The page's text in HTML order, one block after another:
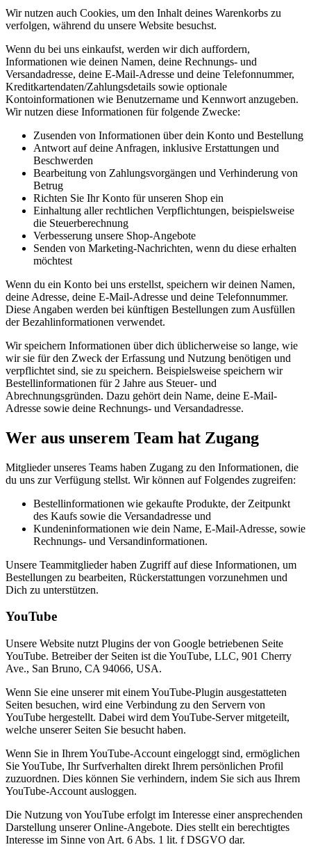
Wir nutzen auch Cookies, um den Inhalt deines Warenkorbs zu
verfolgen, während du unsere Website besuchst.
Wenn du bei uns einkaufst, werden wir dich auffordern,
Informationen wie deinen Namen, deine Rechnungs- und
Versandadresse, deine E-Mail-Adresse und deine Telefonnummer,
Kreditkartendaten/Zahlungsdetails sowie optionale
Kontoinformationen wie Benutzername und Kennwort anzugeben.
Wir nutzen diese Informationen für folgende Zwecke:
Zusenden von Informationen über dein Konto und Bestellung
Antwort auf deine Anfragen, inklusive Erstattungen und
Beschwerden
Bearbeitung von Zahlungsvorgängen und Verhinderung von
Betrug
Richten Sie Ihr Konto für unseren Shop ein
Einhaltung aller rechtlichen Verpflichtungen, beispielsweise
die Steuerberechnung
Verbesserung unsere Shop-Angebote
Senden von Marketing-Nachrichten, wenn du diese erhalten
möchtest
Wenn du ein Konto bei uns erstellst, speichern wir deinen Namen,
deine Adresse, deine E-Mail-Adresse und deine Telefonnummer.
Diese Angaben werden bei künftigen Bestellungen zum Ausfüllen
der Bezahlinformationen verwendet.
Wir speichern Informationen über dich üblicherweise so lange, wie
wir sie für den Zweck der Erfassung und Nutzung benötigen und
verpflichtet sind, sie zu speichern. Beispielsweise speichern wir
Bestellinformationen für 2 Jahre aus Steuer- und
Abrechnungsgründen. Dazu gehört dein Name, deine E-Mail-
Adresse sowie deine Rechnungs- und Versandadresse.
Wer aus unserem Team hat Zugang
Mitglieder unseres Teams haben Zugang zu den Informationen, die
du uns zur Verfügung stellst. Wir können auf Folgendes zugreifen:
Bestellinformationen wie gekaufte Produkte, der Zeitpunkt
des Kaufs sowie die Versandadresse und
Kundeninformationen wie dein Name, E-Mail-Adresse, sowie
Rechnungs- und Versandinformationen.
Unsere Teammitglieder haben Zugriff auf diese Informationen, um
Bestellungen zu bearbeiten, Rückerstattungen vorzunehmen und
Dich zu unterstützen.
YouTube
Unsere Website nutzt Plugins der von Google betriebenen Seite
YouTube. Betreiber der Seiten ist die YouTube, LLC, 901 Cherry
Ave., San Bruno, CA 94066, USA.
Wenn Sie eine unserer mit einem YouTube-Plugin ausgestatteten
Seiten besuchen, wird eine Verbindung zu den Servern von
YouTube hergestellt. Dabei wird dem YouTube-Server mitgeteilt,
welche unserer Seiten Sie besucht haben.
Wenn Sie in Ihrem YouTube-Account eingeloggt sind, ermöglichen
Sie YouTube, Ihr Surfverhalten direkt Ihrem persönlichen Profil
zuzuordnen. Dies können Sie verhindern, indem Sie sich aus Ihrem
YouTube-Account ausloggen.
Die Nutzung von YouTube erfolgt im Interesse einer ansprechenden
Darstellung unserer Online-Angebote. Dies stellt ein berechtigtes
Interesse im Sinne von Art. 6 Abs. 1 lit. f DSGVO dar.